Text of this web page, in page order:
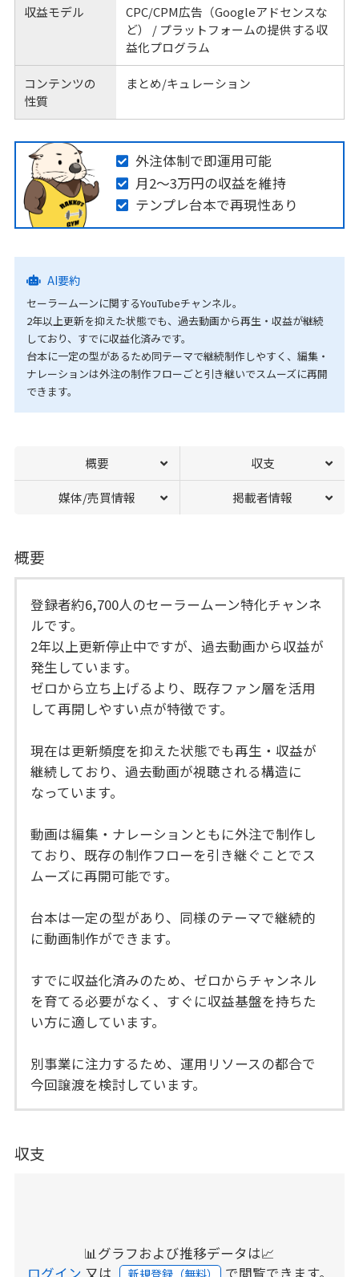
収益モデル
CPC/CPM広告（Googleアドセンスな
ど） / プラットフォームの提供する収
益化プログラム
コンテンツの
性質
まとめ/キュレーション
外注体制で即運用可能
月2〜3万円の収益を維持
テンプレ台本で再現性あり
AI要約
セーラームーンに関するYouTubeチャンネル。
2年以上更新を抑えた状態でも、過去動画から再生・収益が継続
しており、すでに収益化済みです。
台本に一定の型があるため同テーマで継続制作しやすく、編集・
ナレーションは外注の制作フローごと引き継いでスムーズに再開
できます。
概要 収支
媒体/売買情報 掲載者情報
概要
登録者約6,700人のセーラームーン特化チャンネ
ルです。
2年以上更新停止中ですが、過去動画から収益が
発生しています。
ゼロから立ち上げるより、既存ファン層を活用
して再開しやすい点が特徴です。
現在は更新頻度を抑えた状態でも再生・収益が
継続しており、過去動画が視聴される構造に
なっています。
動画は編集・ナレーションともに外注で制作し
ており、既存の制作フローを引き継ぐことでス
ムーズに再開可能です。
台本は一定の型があり、同様のテーマで継続的
に動画制作ができます。
すでに収益化済みのため、ゼロからチャンネル
を育てる必要がなく、すぐに収益基盤を持ちた
い方に適しています。
別事業に注力するため、運用リソースの都合で
今回譲渡を検討しています。
収支
📊グラフおよび推移データは📈
ログイン 又は 新規登録（無料） で閲覧できます。